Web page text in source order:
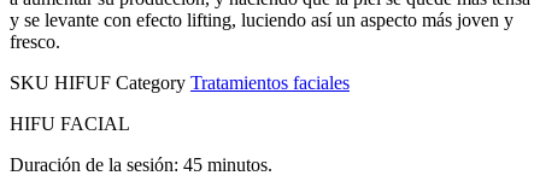
y se levante con efecto lifting, luciendo así un aspecto más joven y
fresco.
SKU HIFUF Category Tratamientos faciales
HIFU FACIAL
Duración de la sesión: 45 minutos.